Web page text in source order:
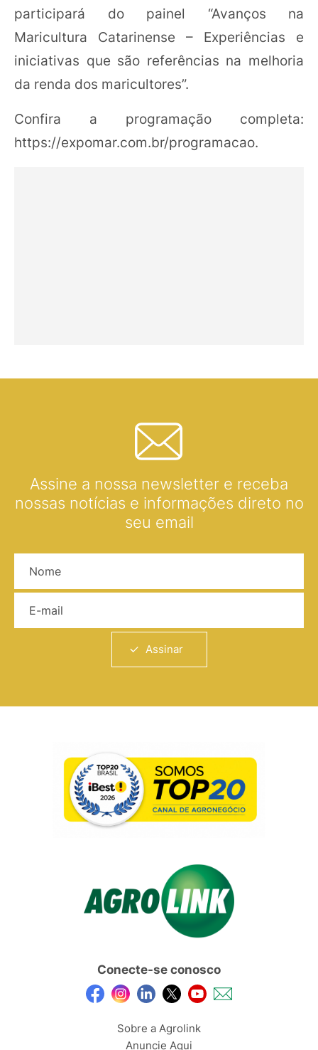
participará do painel “Avanços na
Maricultura Catarinense – Experiências e
iniciativas que são referências na melhoria
da renda dos maricultores”.
Confira a programação completa:
https://expomar.com.br/programacao.
Assine a nossa newsletter e receba
nossas notícias e informações direto no
seu email
Assinar
Conecte-se conosco
Sobre a Agrolink
Anuncie Aqui